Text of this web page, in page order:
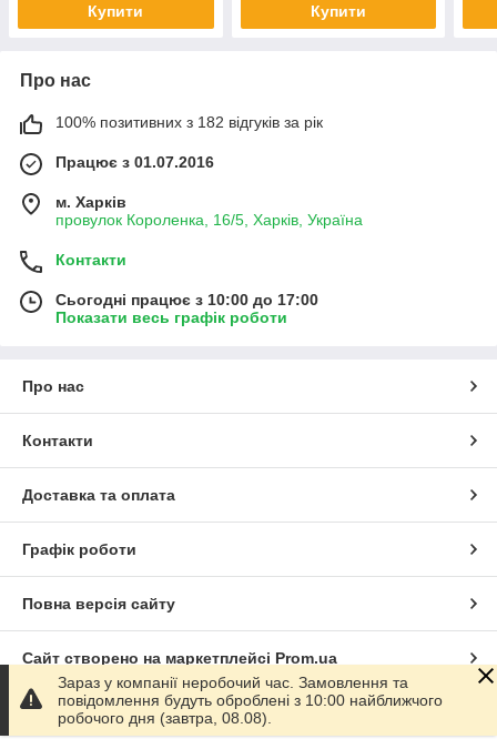
Купити Купити
Про нас
100% позитивних з 182 відгуків за рік
Працює з 01.07.2016
м. Харків
провулок Короленка, 16/5, Харків, Україна
Контакти
Сьогодні працює з 10:00 до 17:00
Показати весь графік роботи
Про нас
Контакти
Доставка та оплата
Графік роботи
Повна версія сайту
Сайт створено на маркетплейсі Prom.ua
Політика конфіденційності
Зараз у компанії неробочий час. Замовлення та
повідомлення будуть оброблені з 10:00 найближчого
робочого дня (завтра, 08.08).